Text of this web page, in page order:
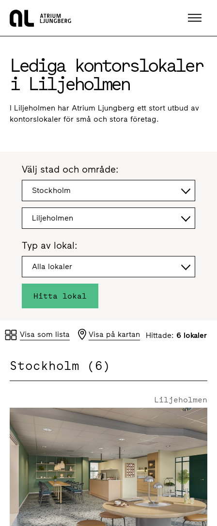
Hem
Lediga kontorslokaler
i Liljeholmen
I Liljeholmen har Atrium Ljungberg ett stort utbud av
kontorslokaler för små och stora företag.
Välj stad och område:
Stockholm
Liljeholmen
Typ av lokal:
Alla lokaler
Hitta lokal
Visa som lista Visa på kartan Hittade: 6 lokaler
Stockholm (6)
Liljeholmsvägen 18
Liljeholmen